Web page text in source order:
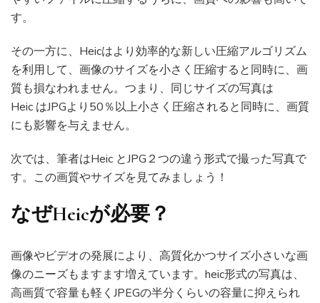
す。
その一方に、Heicはより効率的な新しい圧縮アルゴリズム
を利用して、画像のサイズを小さく圧縮すると同時に、画
質も損なわれません。つまり、同じサイズの写真は
Heic はJPGより50％以上小さく圧縮されると同時に、画質
にも影響を与えません。
次では、筆者はHeic とJPG２つの違う形式で撮った写真で
す。この画質やサイズを見てみましょう！
なぜHeicが必要？
画像やビデオの発展により、高質化かつサイズ小さいな画
像のニーズもますます増えています。heic形式の写真は、
高画質で容量も軽くJPEGの半分くらいの容量に抑えられ